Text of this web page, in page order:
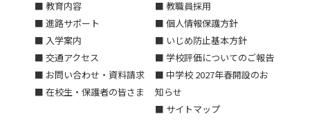
■ 教育内容
■ 進路サポート
■ 入学案内
■ 交通アクセス
■ お問い合わせ・資料請求
■ 在校生・保護者の皆さま
■ 教職員採用
■ 個人情報保護方針
■ いじめ防止基本方針
■ 学校評価についてのご報告
■ 中学校 2027年春開設のお
知らせ
■ サイトマップ